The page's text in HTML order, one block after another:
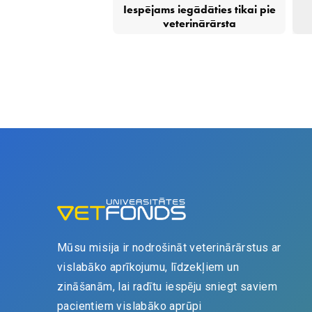
GROZĀIespējams iegādāties tikai pie
veterinārārsta
Mūsu misija ir nodrošināt veterinārārstus ar
vislabāko aprīkojumu, līdzekļiem un
zināšanām, lai radītu iespēju sniegt saviem
pacientiem vislabāko aprūpi